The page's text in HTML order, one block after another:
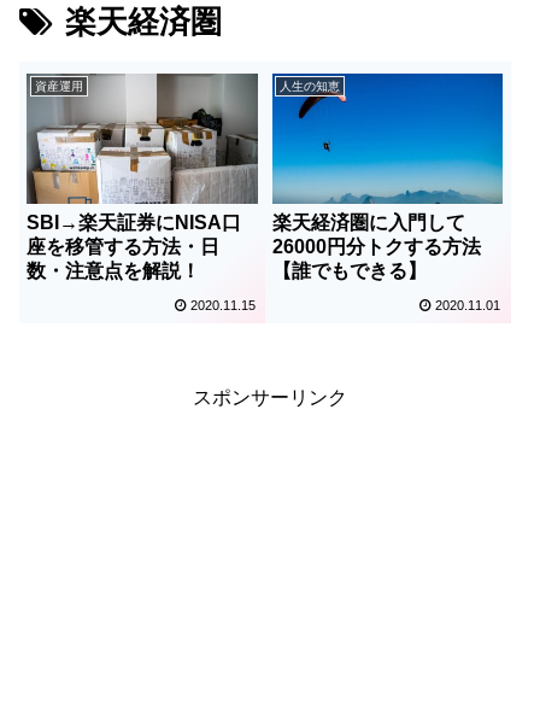
楽天経済圏
資産運用
SBI→楽天証券にNISA口
座を移管する方法・日
数・注意点を解説！
2020.11.15
人生の知恵
楽天経済圏に入門して
26000円分トクする方法
【誰でもできる】
2020.11.01
スポンサーリンク